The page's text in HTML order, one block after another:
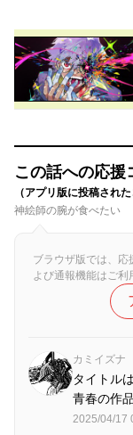
この話への応援
（アプリ版に投稿され
神絵師の腕が食べたい
ブラウザ版では、応
よび通報機能はご利
カミイズナ
タイトル
青春の作
2025/04/17